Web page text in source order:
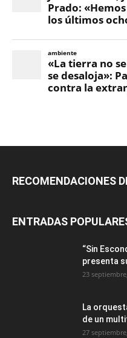
RECOMENDACIONES
ENTRADAS
“Sin
presenta
23
La
de un
27